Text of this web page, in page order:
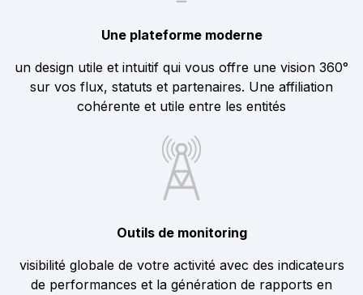
Une plateforme moderne
un design utile et intuitif qui vous offre une vision 360°
sur vos flux, statuts et partenaires. Une affiliation
cohérente et utile entre les entités
Outils de monitoring
visibilité globale de votre activité avec des indicateurs
de performances et la génération de rapports en